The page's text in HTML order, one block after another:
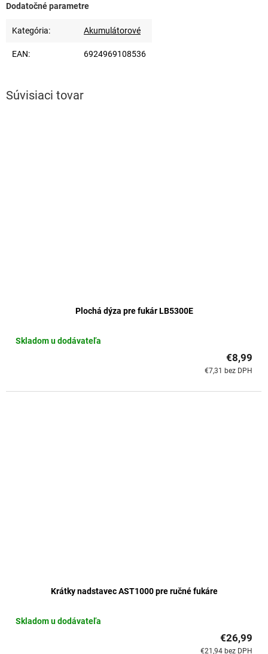
Dodatočné parametre
Kategória: Akumulátorové
EAN: 6924969108536
Súvisiaci tovar
Plochá dýza pre fukár LB5300E
Skladom u dodávateľa
€7,31 bez DPH
€8,99
Krátky nadstavec AST1000 pre ručné fukáre
Skladom u dodávateľa
€21,94 bez DPH
€26,99